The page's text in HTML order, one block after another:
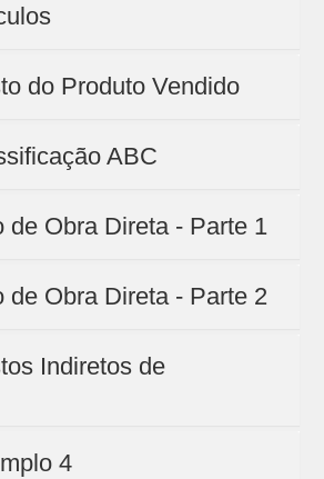
do Produto Vendido
ABC
de Obra Direta - Parte 1
de Obra Direta - Parte 2
Indiretos de
4